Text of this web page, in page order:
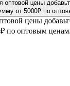
цены
по оптовым ценам.